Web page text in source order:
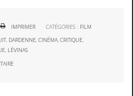
IMPRIMER CATÉGORIES : FILM
, DARDENNE,CINÉMA,CRITIQUE,
, LÉVINAS